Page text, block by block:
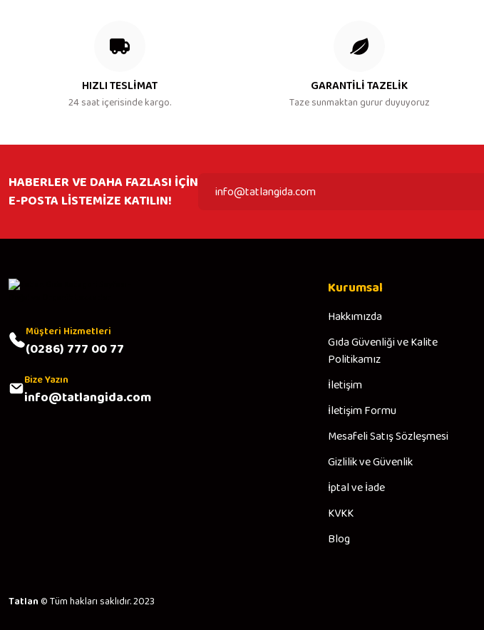
HIZLI TESLİMAT
24 saat içerisinde kargo.
GARANTİLİ TAZELİK
Taze sunmaktan gurur duyuyoruz
HABERLER VE DAHA FAZLASI İÇİN
E-POSTA LİSTEMİZE KATILIN!
Müşteri Hizmetleri
(0286) 777 00 77
Bize Yazın
info@tatlangida.com
Kurumsal
Hakkımızda
Gıda Güvenliği ve Kalite
Politikamız
İletişim
İletişim Formu
Mesafeli Satış Sözleşmesi
Gizlilik ve Güvenlik
İptal ve İade
KVKK
Blog
Tatlan© Tüm hakları saklıdır. 2023